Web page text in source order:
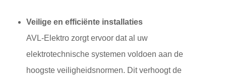
Veilige en efficiënte installaties
AVL-Elektro zorgt ervoor dat al uw
elektrotechnische systemen voldoen aan de
hoogste veiligheidsnormen. Dit verhoogt de